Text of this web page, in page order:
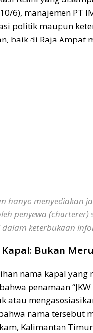
6), manajemen PT
politik maupun
baik di Raja Ampat
hanya menyediakan
penyewa (charterer)
dalam keterbukaan
Kapal: Bukan
nama kapal yang
penamaan
atau
nama tersebut
Kalimantan